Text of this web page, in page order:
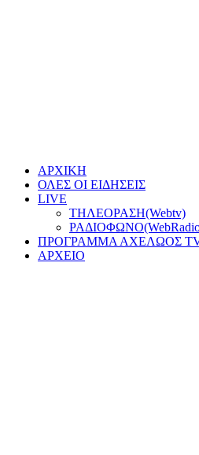
ΑΡΧΙΚΗ
ΟΛΕΣ ΟΙ ΕΙΔΗΣΕΙΣ
LIVE
ΤΗΛΕΟΡΑΣΗ(Webtv)
ΠΡΟΓΡΑΜΜΑ ΑΧΕΛΩΟΣ
ΑΡΧΕΙΟ